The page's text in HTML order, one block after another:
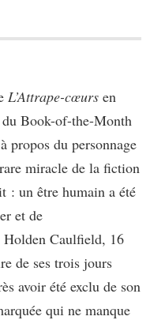
L’Attrape-cœurs en
Book-of-the-Month
propos du personnage
miracle de la fiction
: un être humain a été
et de
Caulfield, 16
de ses trois jours
avoir été exclu de son
qui ne manque